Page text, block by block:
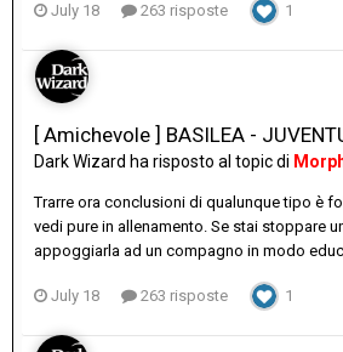
July 18 263 risposte 1
[ Amichevole ] BASILEA -
Dark Wizard ha risposto al topic di
Trarre ora conclusioni di qualunque tipo è
vedi pure in allenamento. Se stai stoppare
appoggiarla ad un compagno in modo
July 18 263 risposte 1